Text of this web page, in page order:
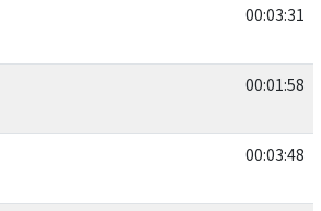
00:03:31
00:01:58
00:03:48